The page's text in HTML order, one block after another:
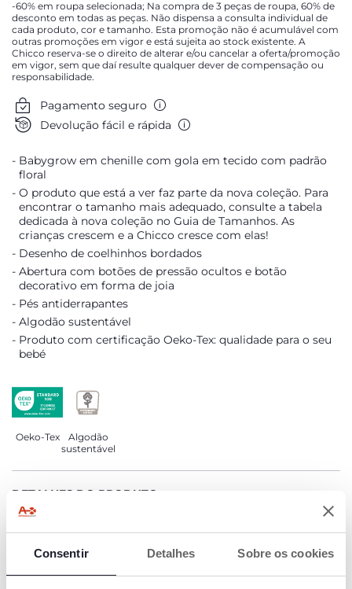
Consentir Detalhes Sobre os cookies
AVISAR DA DISPONIBILIDADE
-60% em roupa selecionada; Na compra de 3 peças de roupa, 60% de
desconto em todas as peças. Não dispensa a consulta individual de
cada produto, cor e tamanho. Esta promoção não é acumulável com
outras promoções em vigor e está sujeita ao stock existente. A
Chicco reserva-se o direito de alterar e/ou cancelar a oferta/promoção
em vigor, sem que daí resulte qualquer dever de compensação ou
responsabilidade.
Pagamento seguro
Devolução fácil e rápida
Babygrow em chenille com gola em tecido com padrão
floral
O produto que está a ver faz parte da nova coleção. Para
encontrar o tamanho mais adequado, consulte a tabela
dedicada à nova coleção no Guia de Tamanhos. As
crianças crescem e a Chicco cresce com elas!
Desenho de coelhinhos bordados
Abertura com botões de pressão ocultos e botão
decorativo em forma de joia
Pés antiderrapantes
Algodão sustentável
Produto com certificação Oeko-Tex: qualidade para o seu
bebé
Oeko-Tex
Algodão
sustentável
DETALHES DO PRODUTO